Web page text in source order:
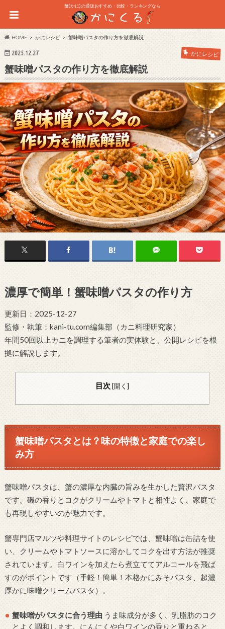
蟹(かに)の通販おすすめ・比較・ランキングなら
HOME かにレシピ 蟹味噌パスタの作り方を徹底解説
2025.12.27 かにレシピ
蟹味噌パスタの作り方を徹底解説
濃厚で簡単！蟹味噌パスタの作り方
更新日：2025-12-27
監修・執筆：kani-tu.com編集部（カニ料理研究家）
年間50回以上カニを調理する筆者の実体験と、公開レシピを根
拠に解説します。
目次 [開く]
蟹味噌パスタとは？味の特徴と家庭での楽し
み方
蟹味噌パスタは、蟹の濃厚な内臓の旨みを生かした贅沢パスタ
です。磯の香りとコクがクリームやトマトと相性よく、家庭で
も再現しやすいのが魅力です。
蟹専門店マルツや料理サイトのレシピでは、蟹味噌は缶詰を使
い、クリームやトマトソースに溶かしてコクを出す方法が推奨
されています。白ワインを加えたら煮立ててアルコールを飛ば
すのがポイントです（手軽！簡単！本格かにみそパスタ、超濃
厚かに味噌クリームパスタ）。
蟹味噌がパスタに合う理由 うま味成分が多く、乳脂肪のコク
とよく調和します。にんにくや白ワインの香りと重ねると、